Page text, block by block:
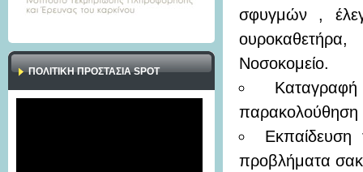
ΠΟΛΙΤΙΚΉ ΠΡΟΣΤΑΣΊΑ SPOT
σφυγμών ,
Νοσοκομείο.
παρακολούθηση
Εκπαίδευση
προβλήματα